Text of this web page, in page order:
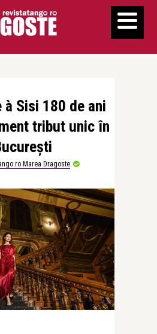
à Sisi 180 de ani
tribut unic în
Marea Dragoste